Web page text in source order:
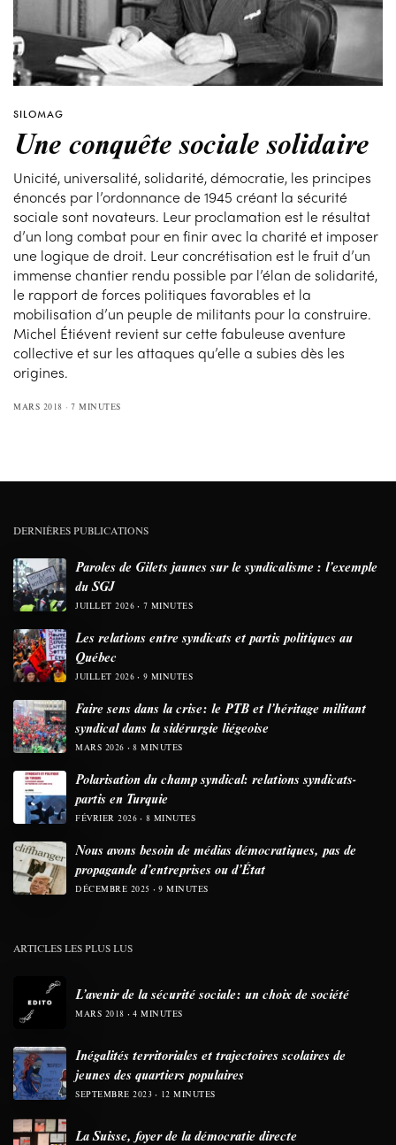
SILOMAG
Une conquête sociale solidaire
Unicité, universalité, solidarité, démocratie, les principes
énoncés par l’ordonnance de 1945 créant la sécurité
sociale sont novateurs. Leur proclamation est le résultat
d’un long combat pour en finir avec la charité et imposer
une logique de droit. Leur concrétisation est le fruit d’un
immense chantier rendu possible par l’élan de solidarité,
le rapport de forces politiques favorables et la
mobilisation d’un peuple de militants pour la construire.
Michel Étiévent revient sur cette fabuleuse aventure
collective et sur les attaques qu’elle a subies dès les
origines.
MARS 2018 7 MINUTES
DERNIÈRES PUBLICATIONS
Paroles de Gilets jaunes sur le syndicalisme : l’exemple
du SGJ
JUILLET 2026 7 MINUTES
Les relations entre syndicats et partis politiques au
Québec
JUILLET 2026 9 MINUTES
Faire sens dans la crise: le PTB et l’héritage militant
syndical dans la sidérurgie liégeoise
MARS 2026 8 MINUTES
Polarisation du champ syndical: relations syndicats-
partis en Turquie
FÉVRIER 2026 8 MINUTES
Nous avons besoin de médias démocratiques, pas de
propagande d’entreprises ou d’État
DÉCEMBRE 2025 9 MINUTES
ARTICLES LES PLUS LUS
L’avenir de la sécurité sociale: un choix de société
MARS 2018 4 MINUTES
Inégalités territoriales et trajectoires scolaires de
jeunes des quartiers populaires
SEPTEMBRE 2023 12 MINUTES
La Suisse, foyer de la démocratie directe